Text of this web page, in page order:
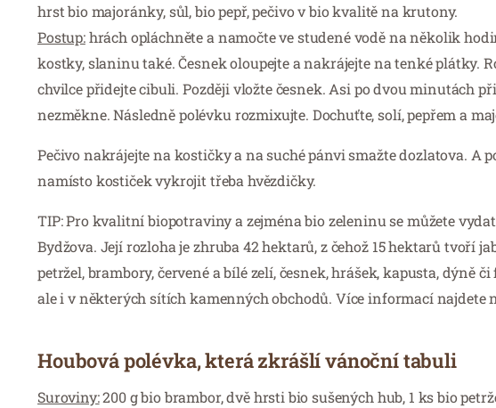
hrst bio majoránky, sůl, bio pepř, pečivo v bio kvalitě na krutony.
Postup:hrách opláchněte a namočte ve studené vodě na několik
kostky, slaninu také. Česnek oloupejte a nakrájejte na tenké plátky.
chvilce přidejte cibuli. Později vložte česnek. Asi po dvou minutách
nezměkne. Následně polévku rozmixujte. Dochuťte, solí, pepřem a
Pečivo nakrájejte na kostičky a na suché pánvi smažte dozlatova. A
namísto kostiček vykrojit třeba hvězdičky.
TIP: Pro kvalitní biopotraviny a zejména bio zeleninu se můžete
Bydžova. Její rozloha je zhruba 42 hektarů, z čehož 15 hektarů tvoří
petržel, brambory, červené a bílé zelí, česnek, hrášek, kapusta, dýně
ale i v některých sítích kamenných obchodů. Více informací najdete
Houbová polévka, která zkrášlí vánoční tabuli
Suroviny:200 g bio brambor, dvě hrsti bio sušených hub, 1 ks bio